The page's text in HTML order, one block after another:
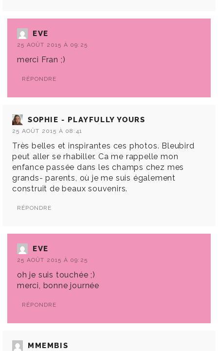
EVE
25 AOÛT 2015 À 09:25
merci Fran ;)
RÉPONDRE
SOPHIE - PLAYFULLY YOURS
25 AOÛT 2015 À 08:41
Très belles et inspirantes ces photos. Bleubird
peut aller se rhabiller. Ca me rappelle mon
enfance passée dans les champs chez mes
grands- parents, où je me suis également
construit de beaux souvenirs.
RÉPONDRE
EVE
25 AOÛT 2015 À 09:25
oh je suis touchée ;)
merci, bonne journée
RÉPONDRE
MMEMBIS